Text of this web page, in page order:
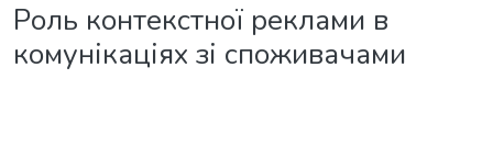
Роль контекстної реклами в
комунікаціях зі споживачами